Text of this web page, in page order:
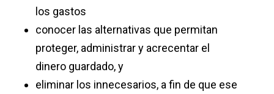
los gastos
conocer las alternativas que permitan
proteger, administrar y acrecentar el
dinero guardado, y
eliminar los innecesarios, a fin de que ese